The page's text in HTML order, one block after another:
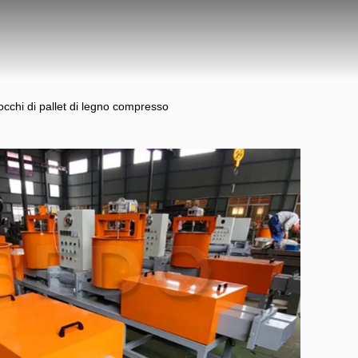
di pallet di legno compresso